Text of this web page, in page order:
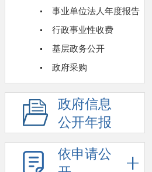
事业单位法人年度报告
行政事业性收费
基层政务公开
政府采购
政府信息
公开年报
依申请公